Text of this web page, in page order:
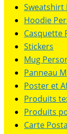
Sweatshirt
Hoodie
Casquette
Stickers
Mug
Panneau
Poster et
Produits
Produits
Carte